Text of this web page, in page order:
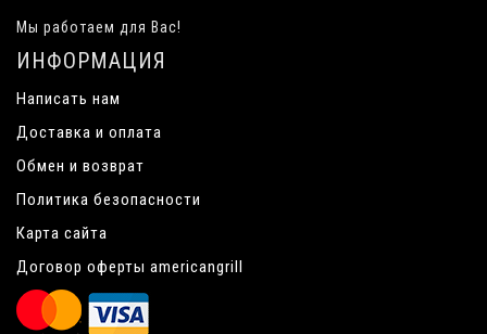
Мы работаем для Вас!
ИНФОРМАЦИЯ
Написать нам
Доставка и оплата
Обмен и возврат
Политика безопасности
Карта сайта
Договор оферты americangrill